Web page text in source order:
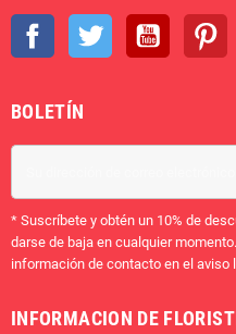
Facebook Twitter YouTube
BOLETÍN
* Suscríbete y obtén un 10% de
darse de baja en cualquier
información de contacto en el aviso
INFORMACION DE